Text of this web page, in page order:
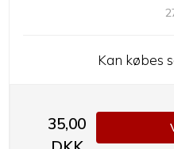
Kan købes
35,00